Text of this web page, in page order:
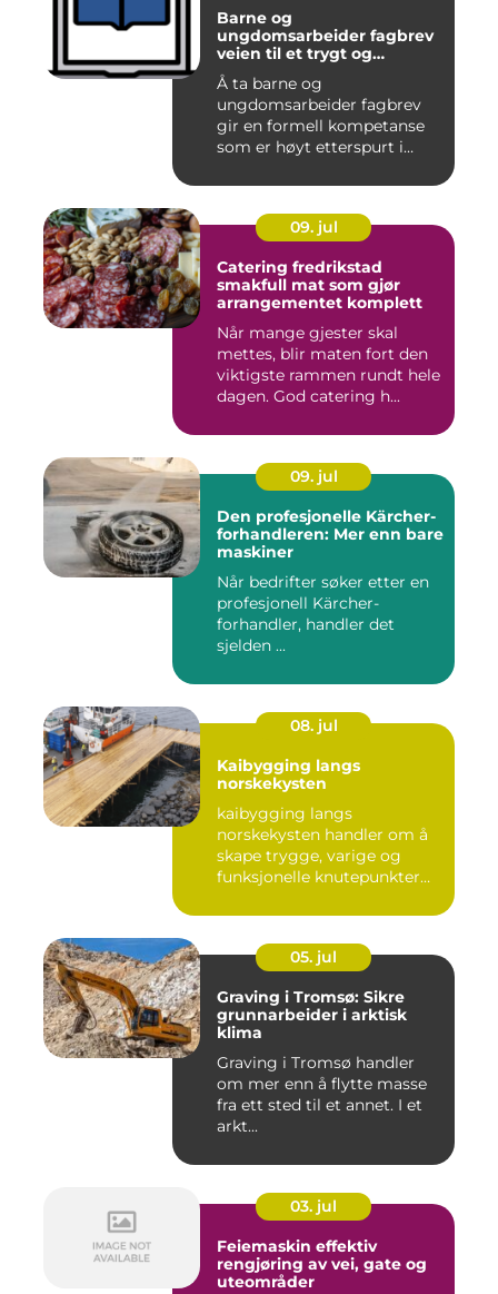
Barne og
ungdomsarbeider fagbrev
veien til et trygt og
meningsfullt yrke
Å ta barne og
ungdomsarbeider fagbrev
gir en formell kompetanse
som er høyt etterspurt i
09. jul
Catering fredrikstad
smakfull mat som gjør
arrangementet komplett
Når mange gjester skal
mettes, blir maten fort den
viktigste rammen rundt hele
dagen. God catering h...
09. jul
Den profesjonelle Kärcher-
forhandleren: Mer enn bare
maskiner
Når bedrifter søker etter en
profesjonell Kärcher-
forhandler, handler det
sjelden ...
08. jul
Kaibygging langs
norskekysten
kaibygging langs
norskekysten handler om å
skape trygge, varige og
funksjonelle knutepunkter
05. jul
Graving i Tromsø: Sikre
grunnarbeider i arktisk
klima
Graving i Tromsø handler
om mer enn å flytte masse
fra ett sted til et annet. I et
arkt...
03. jul
Feiemaskin effektiv
rengjøring av vei, gate og
uteområder